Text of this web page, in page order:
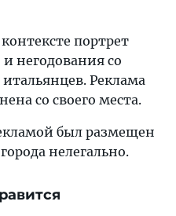
портрет
негодования со
Реклама
со своего места.
был размещен
нелегально.